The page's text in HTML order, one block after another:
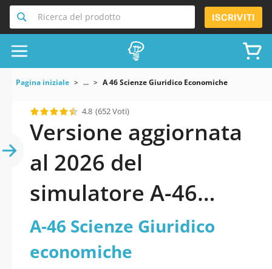
Ricerca del prodotto ISCRIVITI
Pagina iniziale ... A 46 Scienze Giuridico Economiche
4.8 (652 Voti)
Versione aggiornata
al 2026 del
simulatore A-46
Scienze Giuridico
economiche
A-46 Scienze Giuridico
economiche